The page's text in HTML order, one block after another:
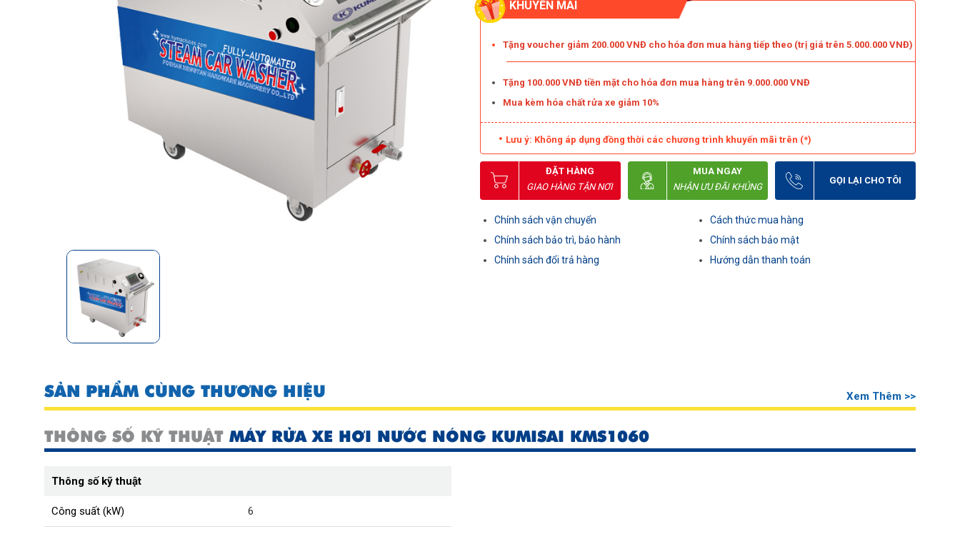
KHUYẾN MÃI
Tặng voucher giảm 200.000 VNĐ cho hóa đơn mua hàng tiếp theo (trị giá trên 5.000.000 VNĐ)
Tặng 100.000 VNĐ tiền mặt cho hóa đơn mua hàng trên 9.000.000 VNĐ
Mua kèm hóa chất rửa xe giảm 10%
Lưu ý: Không áp dụng đồng thời các chương trình khuyến mãi trên (*)
ĐẶT HÀNG
GIAO HÀNG TẬN NƠI
MUA NGAY
NHẬN ƯU ĐÃI KHỦNG
GỌI LẠI CHO TÔI
Chính sách vận chuyển
Chính sách bảo trì, bảo hành
Chính sách đổi trả hàng
Cách thức mua hàng
Chính sách bảo mật
Hướng dẫn thanh toán
SẢN PHẨM CÙNG THƯƠNG HIỆU Xem Thêm >>
THÔNG SỐ KỸ THUẬT MÁY RỬA XE HƠI NƯỚC NÓNG KUMISAI KMS1060
Thông số kỹ thuật
Công suất (kW) 6